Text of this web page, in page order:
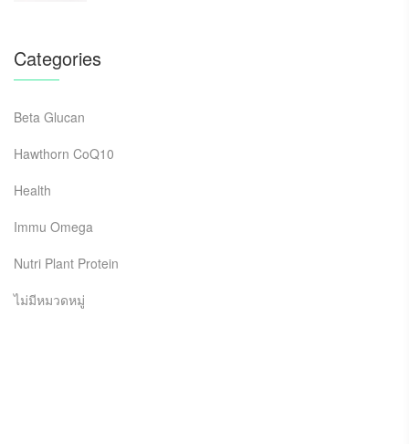
Categories
Beta Glucan
Hawthorn CoQ10
Health
Immu Omega
Nutri Plant Protein
ไม่มีหมวดหมู่